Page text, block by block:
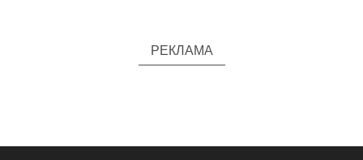
РЕКЛАМА